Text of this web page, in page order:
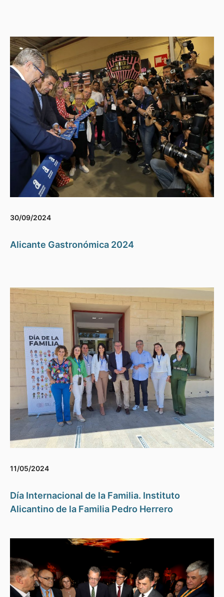
30/09/2024
Alicante Gastronómica 2024
11/05/2024
Día Internacional de la Familia. Instituto
Alicantino de la Familia Pedro Herrero